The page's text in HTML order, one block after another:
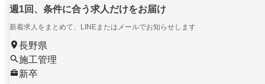
週1回、条件に合う求人だけをお届け
新着求人をまとめて、LINEまたはメールでお知らせします
長野県
施工管理
新卒